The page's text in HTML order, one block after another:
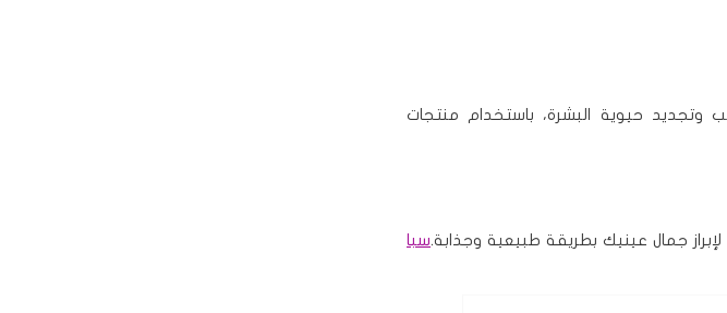
وتجديد حيوية البشرة، باستخدام منتجات
جمال عينيك بطريقة طبيعية وجذابة.سبا